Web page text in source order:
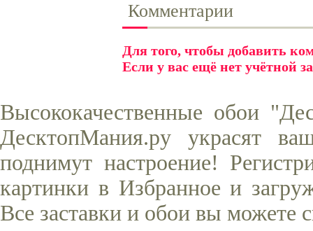
Комментарии
Для того, чтобы добавить
Если у вас ещё нет учётной
Высококачественные обои
ДесктопМания.ру украсят
поднимут настроение!
картинки в Избранное и
Все заставки и обои вы можете